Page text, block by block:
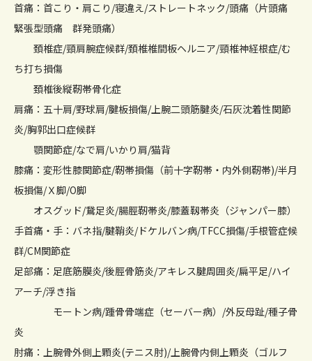
首痛：首こり・肩こり/寝違え/ストレートネック/頭痛（片頭痛
緊張型頭痛 群発頭痛）
頚椎症/頸肩腕症候群/頚椎椎間板ヘルニア/頸椎神経根症/む
ち打ち損傷
頚椎後縦靭帯骨化症
肩痛：五十肩/野球肩/腱板損傷/上腕二頭筋腱炎/石灰沈着性関節
炎/胸郭出口症候群
顎関節症/なで肩/いかり肩/猫背
膝痛：変形性膝関節症/靭帯損傷（前十字靭帯・内外側靭帯)/半月
板損傷/Ｘ脚/O脚
オスグッド/鵞足炎/腸脛靭帯炎/膝蓋靱帯炎（ジャンパー膝）
手首痛・手：バネ指/腱鞘炎/ドケルバン病/TFCC損傷/手根管症候
群/CM関節症
足部痛：足底筋膜炎/後脛骨筋炎/アキレス腱周囲炎/扁平足/ハイ
アーチ/浮き指
モートン病/踵骨骨端症（セーバー病）/外反母趾/種子骨
炎
肘痛：上腕骨外側上顆炎(テニス肘)/上腕骨内側上顆炎（ゴルフ